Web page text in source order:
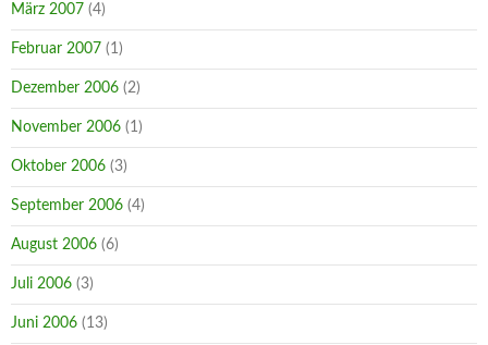
März 2007 (4)
Februar 2007 (1)
Dezember 2006 (2)
November 2006 (1)
Oktober 2006 (3)
September 2006 (4)
August 2006 (6)
Juli 2006 (3)
Juni 2006 (13)